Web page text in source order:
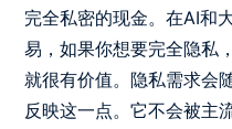
完全私密的现金。在AI和
易，如果你想要完全隐私
就很有价值。隐私需求会
反映这一点。它不会被主